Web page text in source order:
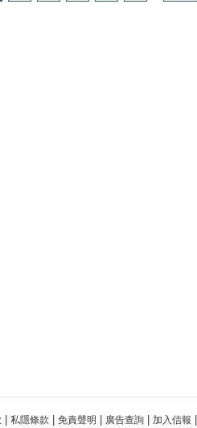
私隱條款 免責聲明 廣告查詢 加入信報